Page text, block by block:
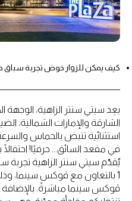
كيف يمكن للزوار خوض تجربة سباق
يعِد سيتي سنتر الزاهية، الوجهة
الشارقة والإمارات الشمالية،
استثنائية تنبض بالحماس
يُقدّم سيتي سنتر الزاهية تجربة
ڤوكس سينما مباشرةً. بالإضافة